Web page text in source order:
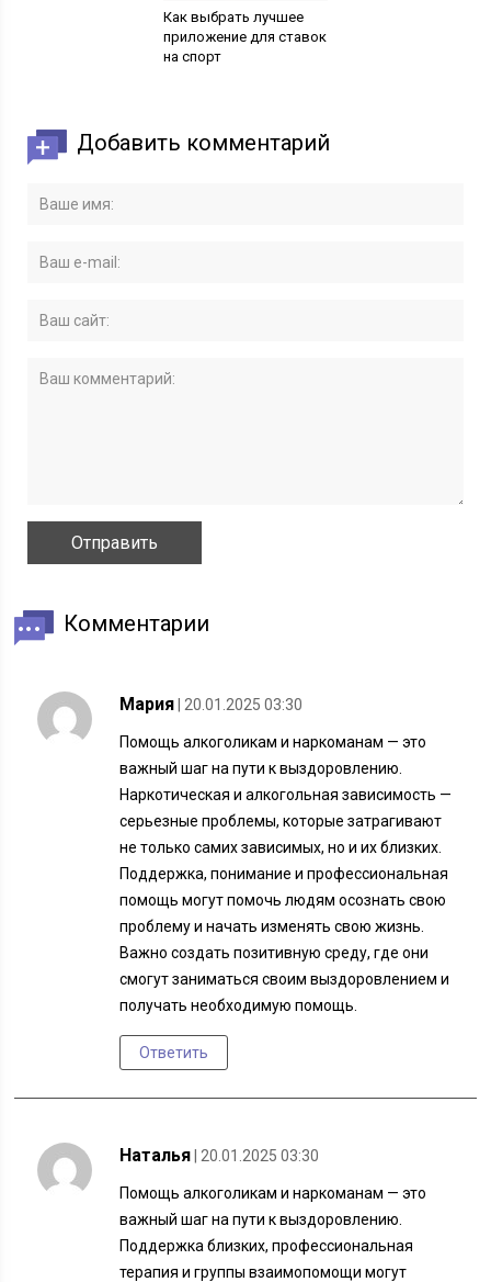
Как выбрать лучшее
приложение для ставок
на спорт
Добавить комментарий
Комментарии
Мария | 20.01.2025 03:30
Помощь алкоголикам и наркоманам — это
важный шаг на пути к выздоровлению.
Наркотическая и алкогольная зависимость —
серьезные проблемы, которые затрагивают
не только самих зависимых, но и их близких.
Поддержка, понимание и профессиональная
помощь могут помочь людям осознать свою
проблему и начать изменять свою жизнь.
Важно создать позитивную среду, где они
смогут заниматься своим выздоровлением и
получать необходимую помощь.
Ответить
Наталья | 20.01.2025 03:30
Помощь алкоголикам и наркоманам — это
важный шаг на пути к выздоровлению.
Поддержка близких, профессиональная
терапия и группы взаимопомощи могут